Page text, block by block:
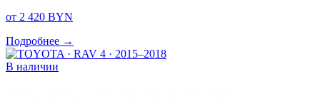
от 2 420 BYN
Подробнее →
В наличии